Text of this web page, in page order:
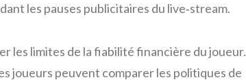
les pauses publicitaires du live‑stream.
les limites de la fiabilité financière du joueur.
joueurs peuvent comparer les politiques de